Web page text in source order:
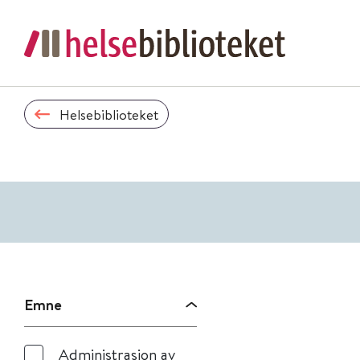
Helsebiblioteket
Emne
Administrasjon av